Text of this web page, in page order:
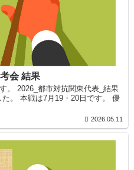
会 結果
。 2026_都市対抗関東代表_結果
。 本戦は7月19・20日です。 優
2026.05.11